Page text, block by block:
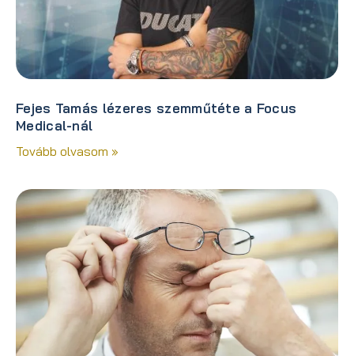
Fejes Tamás lézeres szemműtéte a Focus
Medical-nál
Tovább olvasom »